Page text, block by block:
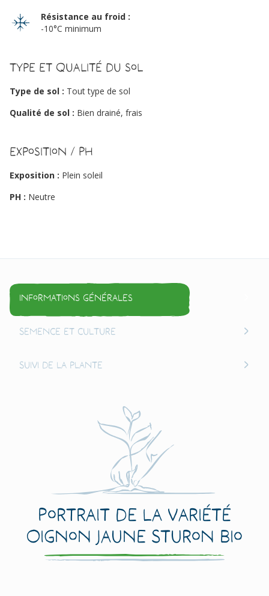
Résistance au froid :
-10°C minimum
Type et qualité du sol
Type de sol : Tout type de sol
Qualité de sol : Bien drainé, frais
Exposition / PH
Exposition : Plein soleil
PH : Neutre
Informations générales
Semence et culture
Suivi de la plante
Portrait de la variété
Oignon Jaune Sturon Bio